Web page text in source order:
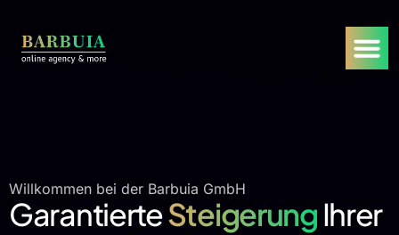
Willkommen bei der Barbuia GmbH
GarantierteSteigerungIhrer